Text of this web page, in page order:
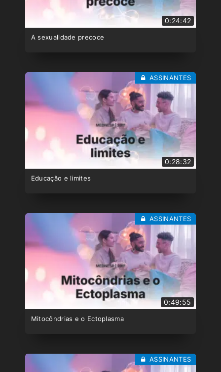
0:24:42
A sexualidade precoce
0:28:32
Educação e limites
ASSINANTES
0:49:55
Mitocôndrias e o Ectoplasma
ASSINANTES
ASSINANTES